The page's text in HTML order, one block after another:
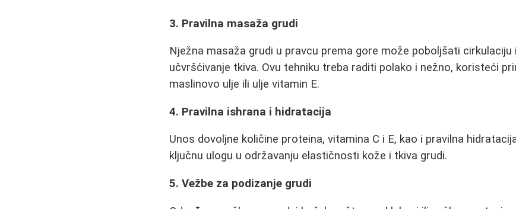
3. Pravilna masaža grudi
Nježna masaža grudi u pravcu prema gore može poboljšati
učvršćivanje tkiva. Ovu tehniku treba raditi polako i nežno, koristeći
maslinovo ulje ili ulje vitamin E.
4. Pravilna ishrana i hidratacija
Unos dovoljne količine proteina, vitamina C i E, kao i pravilna
ključnu ulogu u održavanju elastičnosti kože i tkiva grudi.
5. Vežbe za podizanje grudi